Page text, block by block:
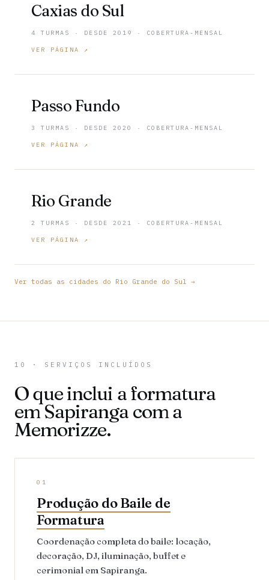
Caxias do Sul
4 TURMAS · DESDE 2019 · COBERTURA-MENSAL
VER PÁGINA ↗
Passo Fundo
3 TURMAS · DESDE 2020 · COBERTURA-MENSAL
VER PÁGINA ↗
Rio Grande
2 TURMAS · DESDE 2021 · COBERTURA-MENSAL
VER PÁGINA ↗
Ver todas as cidades do Rio Grande do Sul →
10 · SERVIÇOS INCLUÍDOS
O que inclui a formatura
em Sapiranga com a
Memorizze.
01
Produção do Baile de
Formatura
Coordenação completa do baile: locação,
decoração, DJ, iluminação, buffet e
cerimonial em Sapiranga.